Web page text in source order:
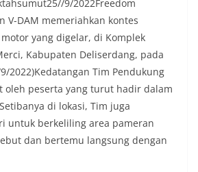
keluhan maupun informasi terkait
di sekitar mereka.‎‎‎Salah satu
disampaikan dalam kegiatan
adalah imbauan kepada warga untuk
bendera Merah Putih secara penuh,
tiang, sebagai bentuk
dan rasa cinta tanah air
HUT Kemerdekaan RI.
bahwa pemasangan
benar merupakan salah satu
partisipasi masyarakat dalam
hari bersejarah bangsa
9/2022Freedom
V-DAM memeriahkan kontes
yang digelar, di Komplek
Kabupaten Deliserdang, pada
2022)Kedatangan Tim Pendukung
oleh peserta yang turut hadir dalam
di lokasi, Tim juga
untuk berkeliling area pameran
dan bertemu langsung dengan